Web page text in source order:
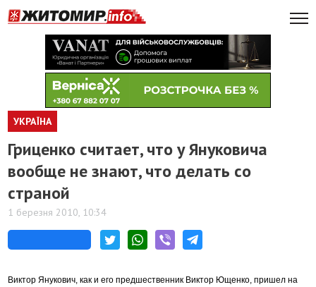
УКРАЇНА
Гриценко считает, что у Януковича
вообще не знают, что делать со
страной
1 березня 2010, 10:34
Виктор Янукович, как и его предшественник Виктор Ющенко, пришел на